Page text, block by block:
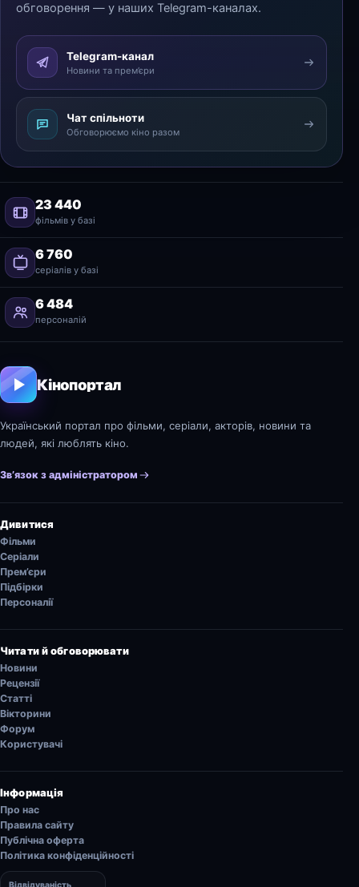
обговорення — у наших Telegram-каналах.
Telegram-канал
Новини та прем’єри
Чат спільноти
Обговорюємо кіно разом
23 440
фільмів у базі
6 760
серіалів у базі
6 484
персоналій
Кінопортал
Український портал про фільми, серіали, акторів, новини та
людей, які люблять кіно.
Зв’язок з адміністратором
Дивитися
Фільми
Серіали
Прем’єри
Підбірки
Персоналії
Читати й обговорювати
Новини
Рецензії
Статті
Вікторини
Форум
Користувачі
Інформація
Про нас
Правила сайту
Публічна оферта
Політика конфіденційності